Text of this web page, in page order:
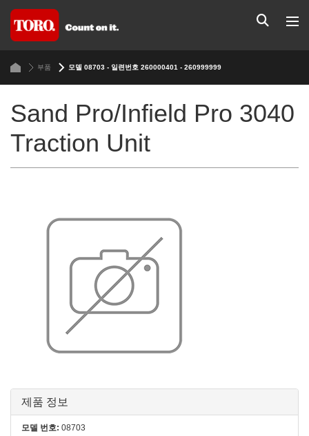
부품 모델 08703 - 일련번호 260000401 - 260999999
Sand Pro/Infield Pro 3040
Traction Unit
제품 정보
모델 번호: 08703